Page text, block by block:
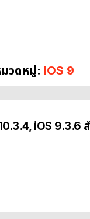
มวดหมู่: IOS 9
iOS 9.3.6